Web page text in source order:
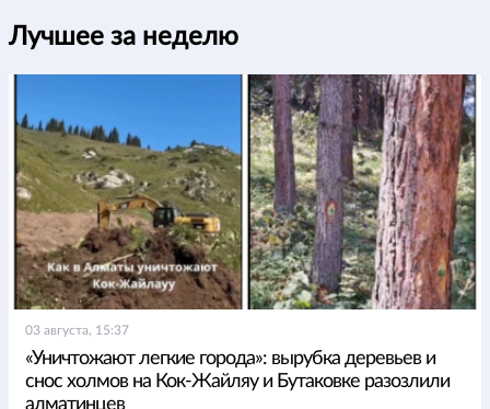
Лучшее за неделю
03 августа, 15:37
«Уничтожают легкие города»: вырубка деревьев и
снос холмов на Кок-Жайляу и Бутаковке разозлили
алматинцев